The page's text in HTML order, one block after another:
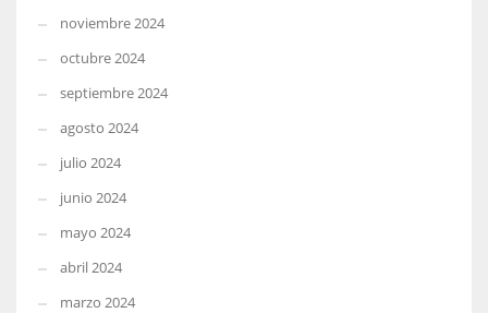
noviembre 2024
octubre 2024
septiembre 2024
agosto 2024
julio 2024
junio 2024
mayo 2024
abril 2024
marzo 2024